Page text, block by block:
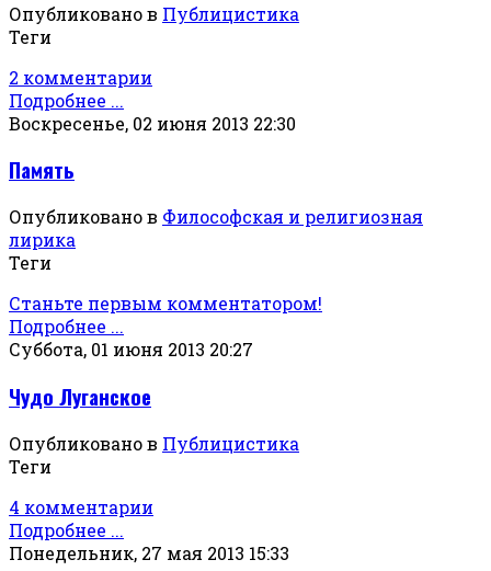
Опубликовано в Публицистика
Теги
2 комментарии
Подробнее ...
Воскресенье, 02 июня 2013 22:30
Память
Опубликовано в Философская и религиозная
лирика
Теги
Станьте первым комментатором!
Подробнее ...
Суббота, 01 июня 2013 20:27
Чудо Луганское
Опубликовано в Публицистика
Теги
4 комментарии
Подробнее ...
Понедельник, 27 мая 2013 15:33